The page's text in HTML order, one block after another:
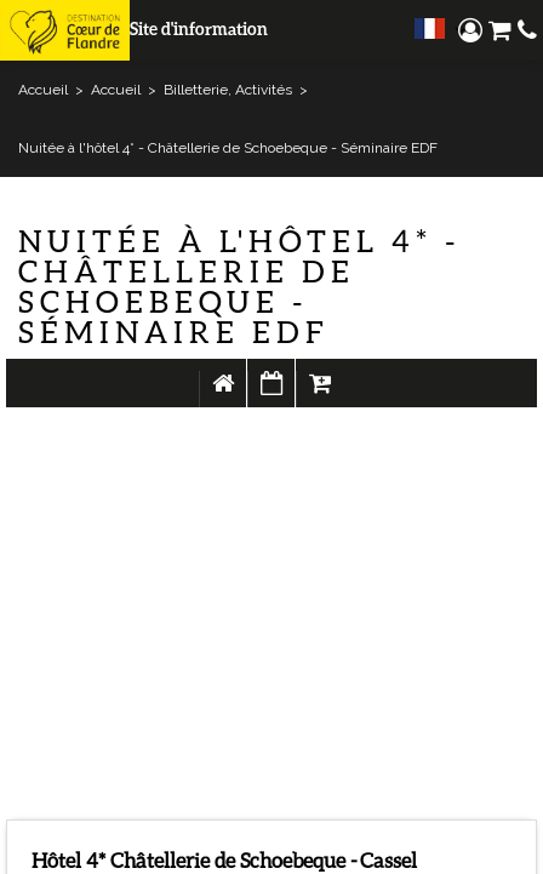
Site d'information
Accueil > Accueil > Billetterie, Activités >
Nuitée à l'hôtel 4* - Châtellerie de Schoebeque - Séminaire EDF
NUITÉE À L'HÔTEL 4* -
CHÂTELLERIE DE
SCHOEBEQUE -
SÉMINAIRE EDF
Présentation
Hôtel 4* Châtellerie de Schoebeque -Cassel